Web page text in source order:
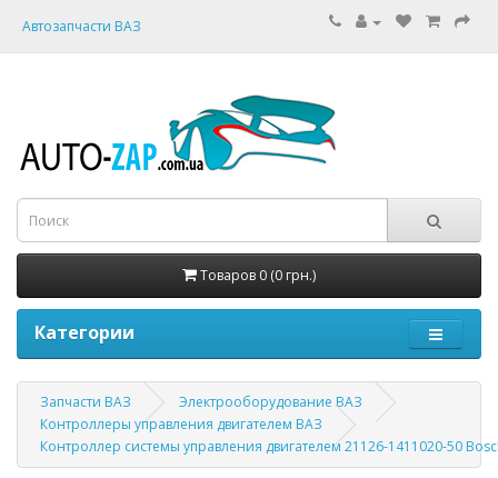
Автозапчасти ВАЗ
Товаров 0 (0 грн.)
Категории
Запчасти ВАЗ
Электрооборудование ВАЗ
Контроллеры управления двигателем ВАЗ
Контроллер системы управления двигателем 21126-1411020-50